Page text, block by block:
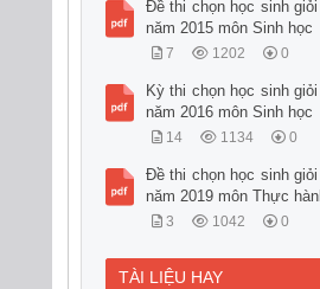
Đề thi chọn học sinh
năm 2015 môn Sinh học
7 1202 0
Kỳ thi chọn học sinh
năm 2016 môn Sinh học
14 1134 0
Đề thi chọn học sinh
năm 2019 môn Thực
3 1042 0
TÀI LIỆU HAY